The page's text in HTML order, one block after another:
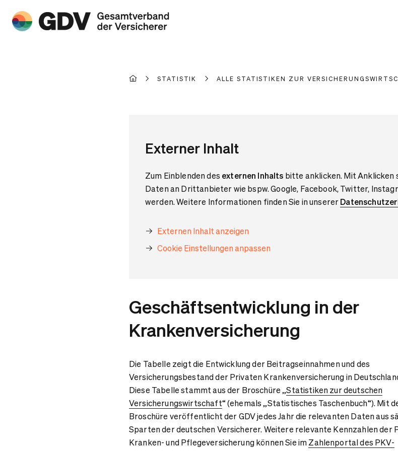
STATISTIK ALLE STATISTIKEN ZUR
Externer Inhalt
Zum Einblenden des externen Inhalts bitte anklicken. Mit Anklicken
Daten an Drittanbieter wie bspw. Google, Facebook, Twitter,
werden. Weitere Informationen finden Sie in unserer
Externen Inhalt anzeigen
Cookie Einstellungen anpassen
Geschäftsentwicklung in der
Krankenversicherung
Die Tabelle zeigt die Entwicklung der Beitragseinnahmen und des
Versicherungsbestand der Privaten Krankenversicherung in
Diese Tabelle stammt aus der Broschüre „Statistiken zur deutschen
Versicherungswirtschaft“ (ehemals „Statistisches Taschenbuch“). Mit
Broschüre veröffentlicht der GDV jedes Jahr die relevanten Daten aus
Sparten der deutschen Versicherer. Weitere relevante Kennzahlen der
Kranken- und Pflegeversicherung können Sie imZahlenportal des PKV-